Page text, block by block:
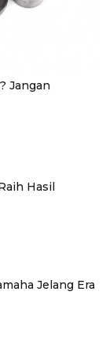
Jangan
Hasil
Jelang Era